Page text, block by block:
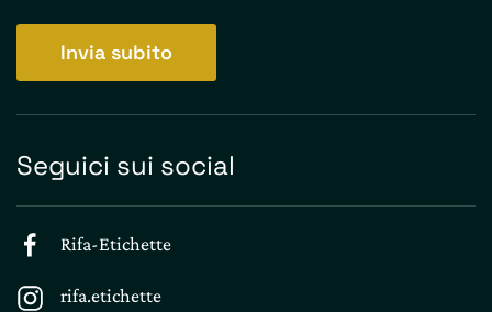
Invia subito
Seguici sui social
Rifa-Etichette
rifa.etichette